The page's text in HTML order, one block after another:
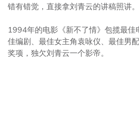
错有错觉，直接拿刘青云的讲稿照讲。
1994年的电影《新不了情》包揽最佳
佳编剧、最佳女主角袁咏仪、最佳男
奖项，独欠刘青云一个影帝。